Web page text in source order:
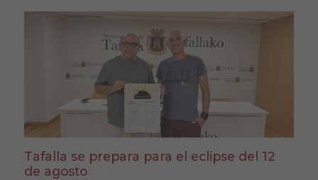
Tafalla se prepara para el eclipse del 12
de agosto